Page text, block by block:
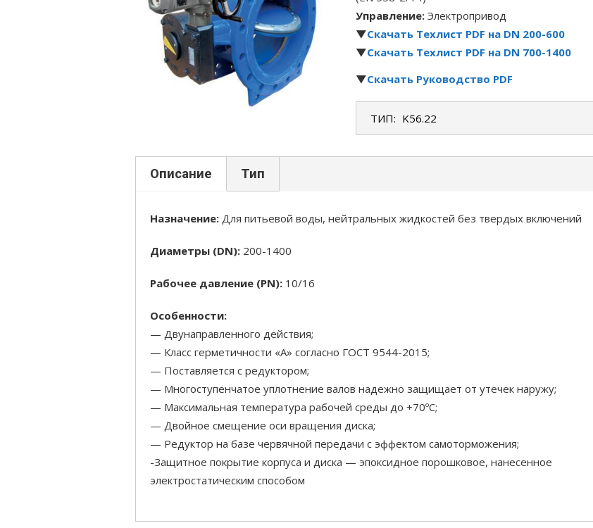
Управление: Электропривод
▼Скачать Техлист PDF на DN 200-600
▼Скачать Техлист PDF на DN 700-1400
▼Скачать Руководство PDF
ТИП: K56.22
Описание Тип
Назначение: Для питьевой воды, нейтральных жидкостей без твердых включений
Диаметры (DN): 200-1400
Рабочее давление (PN): 10/16
Особенности:
— Двунаправленного действия;
— Класс герметичности «А» согласно ГОСТ 9544-2015;
— Поставляется с редуктором;
— Многоступенчатое уплотнение валов надежно защищает от утечек наружу;
— Максимальная температура рабочей среды до +70ºС;
— Двойное смещение оси вращения диска;
— Редуктор на базе червячной передачи с эффектом самоторможения;
-Защитное покрытие корпуса и диска — эпоксидное порошковое, нанесенное
электростатическим способом